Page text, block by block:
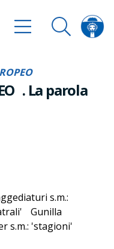
. La parola
s.m.:
Gunilla
s.m.: 'stagioni'